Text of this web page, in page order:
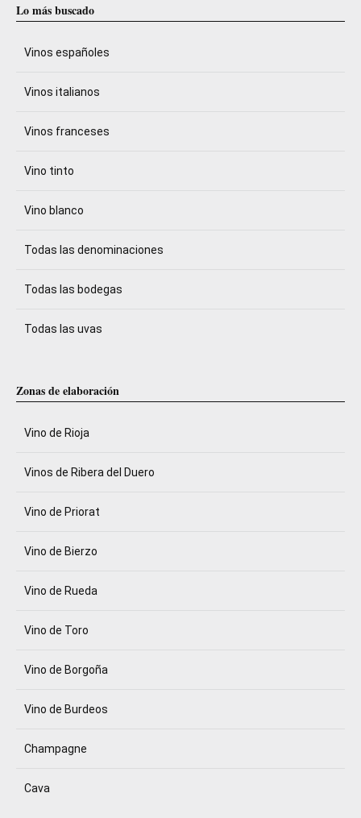
Lo más buscado
Vinos españoles
Vinos italianos
Vinos franceses
Vino tinto
Vino blanco
Todas las denominaciones
Todas las bodegas
Todas las uvas
Zonas de elaboración
Vino de Rioja
Vinos de Ribera del Duero
Vino de Priorat
Vino de Bierzo
Vino de Rueda
Vino de Toro
Vino de Borgoña
Vino de Burdeos
Champagne
Cava